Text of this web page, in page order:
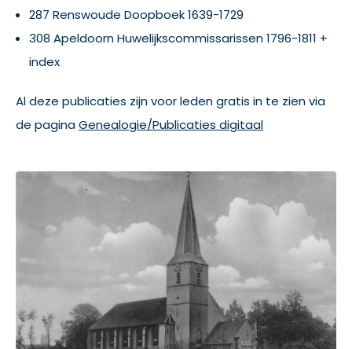
287 Renswoude Doopboek 1639-1729
308 Apeldoorn Huwelijkscommissarissen 1796-1811 +
index
Al deze publicaties zijn voor leden gratis in te zien via
de paginaGenealogie/Publicaties digitaal